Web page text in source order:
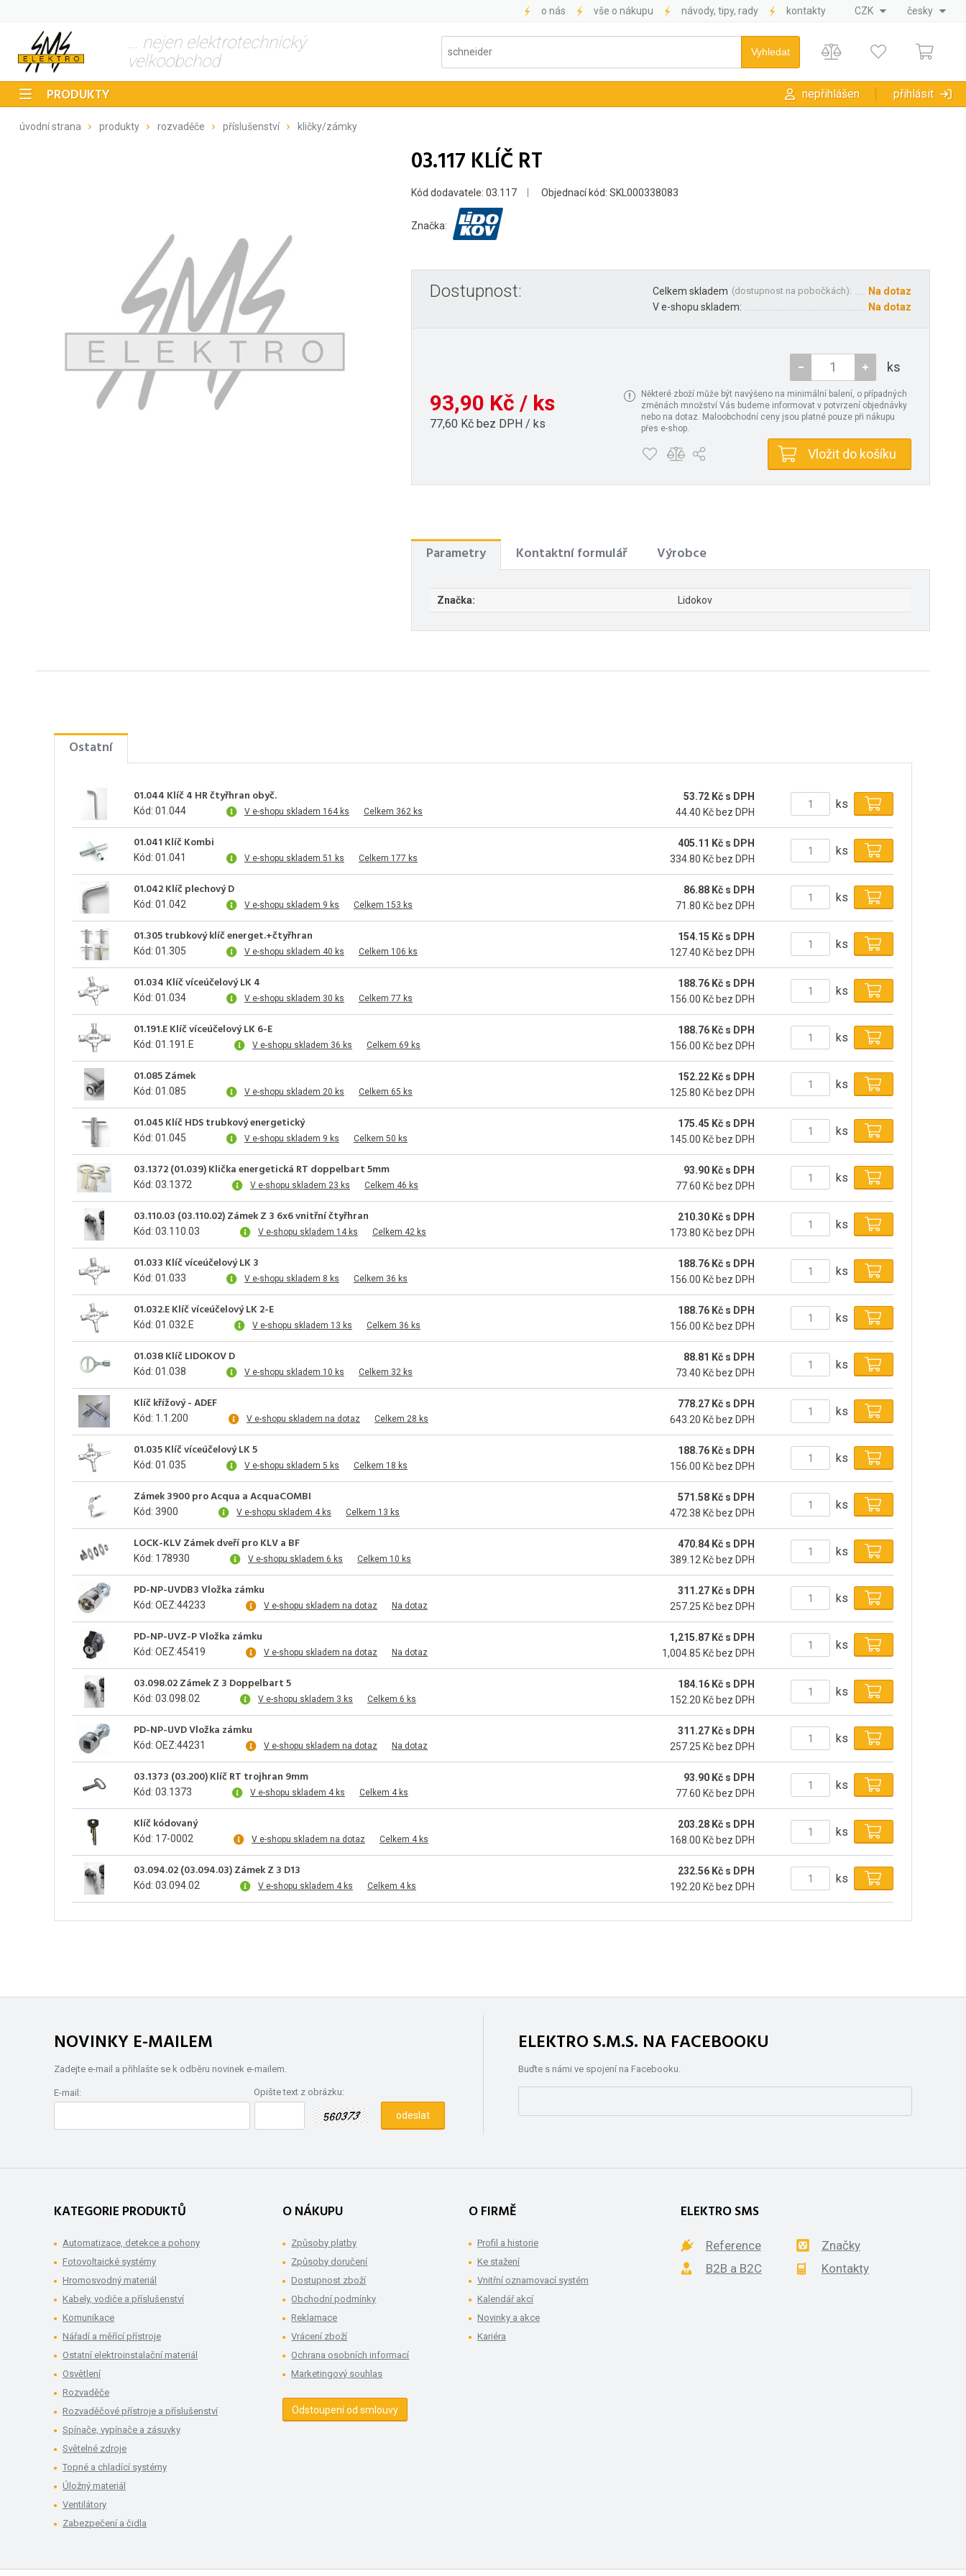
o nás vše o nákupu návody, tipy, rady kontakty CZK česky
... nejen elektrotechnický
velkoobchod
PRODUKTY nepřihlášen přihlásit
úvodní strana produkty rozvaděče příslušenství kličky/zámky
03.117 KLÍČ RT
Kód dodavatele: 03.117 Objednací kód: SKL000338083
Značka:
Dostupnost: Celkem skladem (dostupnost na pobočkách):
Na dotaz
V e-shopu skladem:
Na dotaz
93,90 Kč / ks
77,60 Kč bez DPH / ks
ks
Některé zboží může být navýšeno na minimální balení, o případných
změnách množství Vás budeme informovat v potvrzení objednávky
nebo na dotaz. Maloobchodní ceny jsou platné pouze při nákupu
přes e-shop.
Vložit do košíku
Parametry Kontaktní formulář Výrobce
Značka: Lidokov
Ostatní
01.044 Klíč 4 HR čtyřhran obyč.
Kód: 01.044 V e-shopu skladem 164 ks Celkem 362 ks
53.72 Kč s DPH
44.40 Kč bez DPH
ks
01.041 Klíč Kombi
Kód: 01.041 V e-shopu skladem 51 ks Celkem 177 ks
405.11 Kč s DPH
334.80 Kč bez DPH
ks
01.042 Klíč plechový D
Kód: 01.042 V e-shopu skladem 9 ks Celkem 153 ks
86.88 Kč s DPH
71.80 Kč bez DPH
ks
01.305 trubkový klíč energet.+čtyřhran
Kód: 01.305 V e-shopu skladem 40 ks Celkem 106 ks
154.15 Kč s DPH
127.40 Kč bez DPH
ks
01.034 Klíč víceúčelový LK 4
Kód: 01.034 V e-shopu skladem 30 ks Celkem 77 ks
188.76 Kč s DPH
156.00 Kč bez DPH
ks
01.191.E Klíč víceúčelový LK 6-E
Kód: 01.191.E V e-shopu skladem 36 ks Celkem 69 ks
188.76 Kč s DPH
156.00 Kč bez DPH
ks
01.085 Zámek
Kód: 01.085 V e-shopu skladem 20 ks Celkem 65 ks
152.22 Kč s DPH
125.80 Kč bez DPH
ks
01.045 Klíč HDS trubkový energetický
Kód: 01.045 V e-shopu skladem 9 ks Celkem 50 ks
175.45 Kč s DPH
145.00 Kč bez DPH
ks
03.1372 (01.039) Klička energetická RT doppelbart 5mm
Kód: 03.1372 V e-shopu skladem 23 ks Celkem 46 ks
93.90 Kč s DPH
77.60 Kč bez DPH
ks
03.110.03 (03.110.02) Zámek Z 3 6x6 vnitřní čtyřhran
Kód: 03.110.03 V e-shopu skladem 14 ks Celkem 42 ks
210.30 Kč s DPH
173.80 Kč bez DPH
ks
01.033 Klíč víceúčelový LK 3
Kód: 01.033 V e-shopu skladem 8 ks Celkem 36 ks
188.76 Kč s DPH
156.00 Kč bez DPH
ks
01.032.E Klíč víceúčelový LK 2-E
Kód: 01.032.E V e-shopu skladem 13 ks Celkem 36 ks
188.76 Kč s DPH
156.00 Kč bez DPH
ks
01.038 Klíč LIDOKOV D
Kód: 01.038 V e-shopu skladem 10 ks Celkem 32 ks
88.81 Kč s DPH
73.40 Kč bez DPH
ks
Klíč křížový - ADEF
Kód: 1.1.200 V e-shopu skladem na dotaz Celkem 28 ks
778.27 Kč s DPH
643.20 Kč bez DPH
ks
01.035 Klíč víceúčelový LK 5
Kód: 01.035 V e-shopu skladem 5 ks Celkem 18 ks
188.76 Kč s DPH
156.00 Kč bez DPH
ks
Zámek 3900 pro Acqua a AcquaCOMBI
Kód: 3900 V e-shopu skladem 4 ks Celkem 13 ks
571.58 Kč s DPH
472.38 Kč bez DPH
ks
LOCK-KLV Zámek dveří pro KLV a BF
Kód: 178930 V e-shopu skladem 6 ks Celkem 10 ks
470.84 Kč s DPH
389.12 Kč bez DPH
ks
PD-NP-UVDB3 Vložka zámku
Kód: OEZ:44233 V e-shopu skladem na dotaz Na dotaz
311.27 Kč s DPH
257.25 Kč bez DPH
ks
PD-NP-UVZ-P Vložka zámku
Kód: OEZ:45419 V e-shopu skladem na dotaz Na dotaz
1,215.87 Kč s DPH
1,004.85 Kč bez DPH
ks
03.098.02 Zámek Z 3 Doppelbart 5
Kód: 03.098.02 V e-shopu skladem 3 ks Celkem 6 ks
184.16 Kč s DPH
152.20 Kč bez DPH
ks
PD-NP-UVD Vložka zámku
Kód: OEZ:44231 V e-shopu skladem na dotaz Na dotaz
311.27 Kč s DPH
257.25 Kč bez DPH
ks
03.1373 (03.200) Klíč RT trojhran 9mm
Kód: 03.1373 V e-shopu skladem 4 ks Celkem 4 ks
93.90 Kč s DPH
77.60 Kč bez DPH
ks
Klíč kódovaný
Kód: 17-0002 V e-shopu skladem na dotaz Celkem 4 ks
203.28 Kč s DPH
168.00 Kč bez DPH
ks
03.094.02 (03.094.03) Zámek Z 3 D13
Kód: 03.094.02 V e-shopu skladem 4 ks Celkem 4 ks
232.56 Kč s DPH
192.20 Kč bez DPH
ks
NOVINKY E-MAILEM
Zadejte e-mail a přihlašte se k odběru novinek e-mailem.
E-mail: Opište text z obrázku:
ELEKTRO S.M.S. NA FACEBOOKU
Buďte s námi ve spojení na Facebooku.
KATEGORIE PRODUKTŮ
Automatizace, detekce a pohony
Fotovoltaické systémy
Hromosvodný materiál
Kabely, vodiče a příslušenství
Komunikace
Nářadí a měřící přístroje
Ostatní elektroinstalační materiál
Osvětlení
Rozvaděče
Rozvaděčové přístroje a příslušenství
Spínače, vypínače a zásuvky
Světelné zdroje
Topné a chladící systémy
Úložný materiál
Ventilátory
Zabezpečení a čidla
O NÁKUPU
Způsoby platby
Způsoby doručení
Dostupnost zboží
Obchodní podmínky
Reklamace
Vrácení zboží
Ochrana osobních informací
Marketingový souhlas
Odstoupení od smlouvy
O FIRMĚ
Profil a historie
Ke stažení
Vnitřní oznamovací systém
Kalendář akcí
Novinky a akce
Kariéra
ELEKTRO SMS
Reference
Značky
B2B a B2C
Kontakty